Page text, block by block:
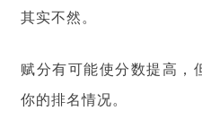
其实不然。
赋分有可能使分数提高，
你的排名情况。